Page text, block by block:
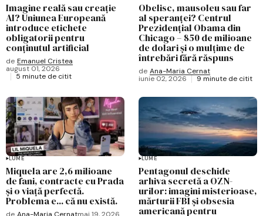
Imagine reală sau creație
AI? Uniunea Europeană
introduce etichete
obligatorii pentru
conținutul artificial
de Emanuel Cristea
august 01, 2026
5 minute de citit
Obelisc, mausoleu sau far
al speranței? Centrul
Prezidențial Obama din
Chicago – 850 de milioane
de dolari și o mulțime de
întrebări fără răspuns
de Ana-Maria Cernat
iunie 02, 2026
9 minute de citit
LUME
Miquela are 2,6 milioane
de fani, contracte cu Prada
și o viață perfectă.
Problema e... că nu există.
de Ana-Maria Cernatmai 19, 2026
LUME
Pentagonul deschide
arhiva secretă a OZN-
urilor: imagini misterioase,
mărturii FBI și obsesia
americană pentru